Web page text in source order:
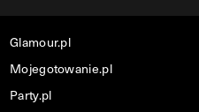
Glamour.pl
Mojegotowanie.pl
Party.pl